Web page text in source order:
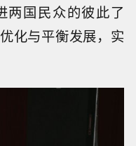
两国民众的彼此了
化与平衡发展，实